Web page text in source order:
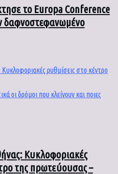
το Europa Conference
δαφνοστεφανωμένο
Κυκλοφοριακές
της πρωτεύουσας –